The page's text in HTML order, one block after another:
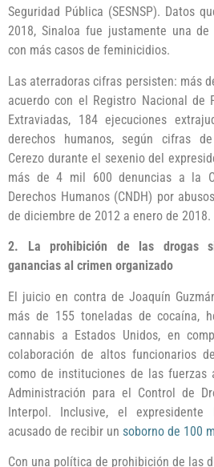
Seguridad Pública (SESNSP). Datos
2018, Sinaloa fue justamente una
con más casos de feminicidios.
Las aterradoras cifras persisten: más
acuerdo con el Registro Nacional de
Extraviadas, 184 ejecuciones
derechos humanos, según cifras
Cerezo durante el sexenio del
más de 4 mil 600 denuncias a la
Derechos Humanos (CNDH) por
de diciembre de 2012 a enero de 2018.
2. La prohibición de las drogas
ganancias al crimen organizado
El juicio en contra de Joaquín
más de 155 toneladas de cocaína,
cannabis a Estados Unidos, en
colaboración de altos funcionarios
como de instituciones de las fuerzas
Administración para el Control de
Interpol. Inclusive, el
acusado de recibir un soborno de 100
Con una política de prohibición de las